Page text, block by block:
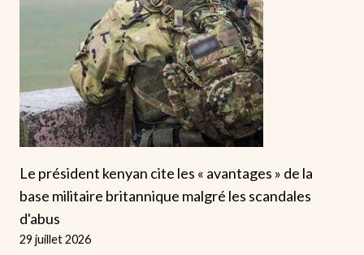
Le président kenyan cite les « avantages » de la
base militaire britannique malgré les scandales
d'abus
29 juillet 2026